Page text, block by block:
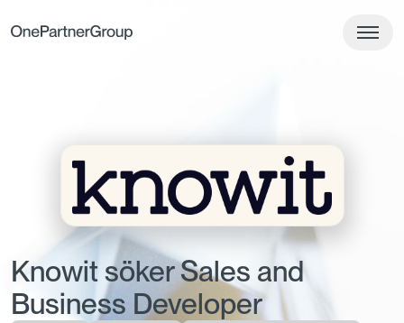
Knowit söker Sales and
Business Developer